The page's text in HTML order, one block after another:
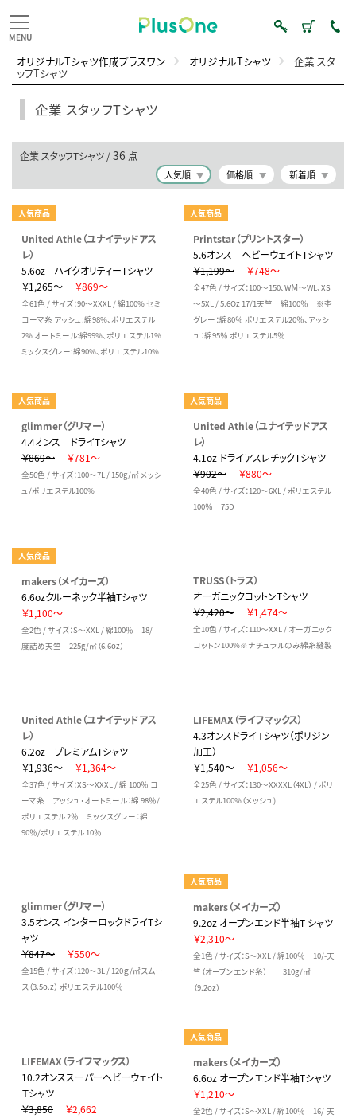
オリジナルTシャツ作成プラスワン オリジナルTシャツ 企業 スタ
ッフTシャツ
企業 スタッフTシャツ
企業 スタッフTシャツ /36 点
人気順 価格順 新着順
人気商品
United Athle（ユナイテッドアス
レ）
5.6oz ハイクオリティーTシャツ
￥1,265～
￥869～
全61色 / サイズ：90～XXXL / 綿100% セミ
コーマ糸 アッシュ:綿98%、ポリエステル
2% オートミール:綿99%、ポリエステル1%
ミックスグレー:綿90%、ポリエステル10%
人気商品
Printstar（プリントスター）
5.6オンス ヘビーウェイトTシャツ
￥1,199～
￥748～
全47色 / サイズ：100～150、WＭ～WL、XS
～5XL / 5.6Oz 17/1天竺 綿100％ ※杢
グレー：綿80％ ポリエステル20％、アッシ
ュ：綿95％ ポリエステル5％
人気商品
glimmer（グリマー）
4.4オンス ドライTシャツ
￥869～
￥781～
全56色 / サイズ：100～7L / 150g/㎡ メッシ
ュ/ポリエステル100%
人気商品
United Athle（ユナイテッドアス
レ）
4.1oz ドライアスレチックTシャツ
￥902～
￥880～
全40色 / サイズ：120～6XL / ポリエステル
100％ 75D
人気商品
makers（メイカーズ）
6.6ozクルーネック半袖Tシャツ
￥1,100～
全2色 / サイズ：S～XXL / 綿100％ 18/-
度詰め天竺 225g/㎡（6.6oz）
TRUSS（トラス）
オーガニックコットンTシャツ
￥2,420～
￥1,474～
全10色 / サイズ：110～XXL / オーガニック
コットン100%※ナチュラルのみ綿糸縫製
United Athle（ユナイテッドアス
レ）
6.2oz プレミアムTシャツ
￥1,936～
￥1,364～
全37色 / サイズ：XS～XXXL / 綿 100％ コ
ーマ糸 アッシュ・オートミール：綿 98％/
ポリエステル 2％ ミックスグレー：綿
90％/ポリエステル 10％
LIFEMAX（ライフマックス）
4.3オンスドライＴシャツ（ポリジン
加工）
￥1,540～
￥1,056～
全25色 / サイズ：130～XXXXL（4XL） / ポリ
エステル100%（メッシュ)
glimmer（グリマー）
3.5オンス インターロックドライTシ
ャツ
￥847～
￥550～
全15色 / サイズ：120～3L / 120ｇ/㎡スムー
ス（3.5o.z） ポリエステル100％
人気商品
makers（メイカーズ）
9.2oz オープンエンド半袖T シャツ
￥2,310～
全1色 / サイズ：S～XXL / 綿100％ 10/-天
竺（オープンエンド糸） 310g/㎡
（9.2oz）
LIFEMAX（ライフマックス）
10.2オンススーパーヘビーウェイト
Ｔシャツ
￥3,850
￥2,662
人気商品
makers（メイカーズ）
6.6oz オープンエンド半袖Tシャツ
￥1,210～
全2色 / サイズ：S～XXL / 綿100％ 16/-天